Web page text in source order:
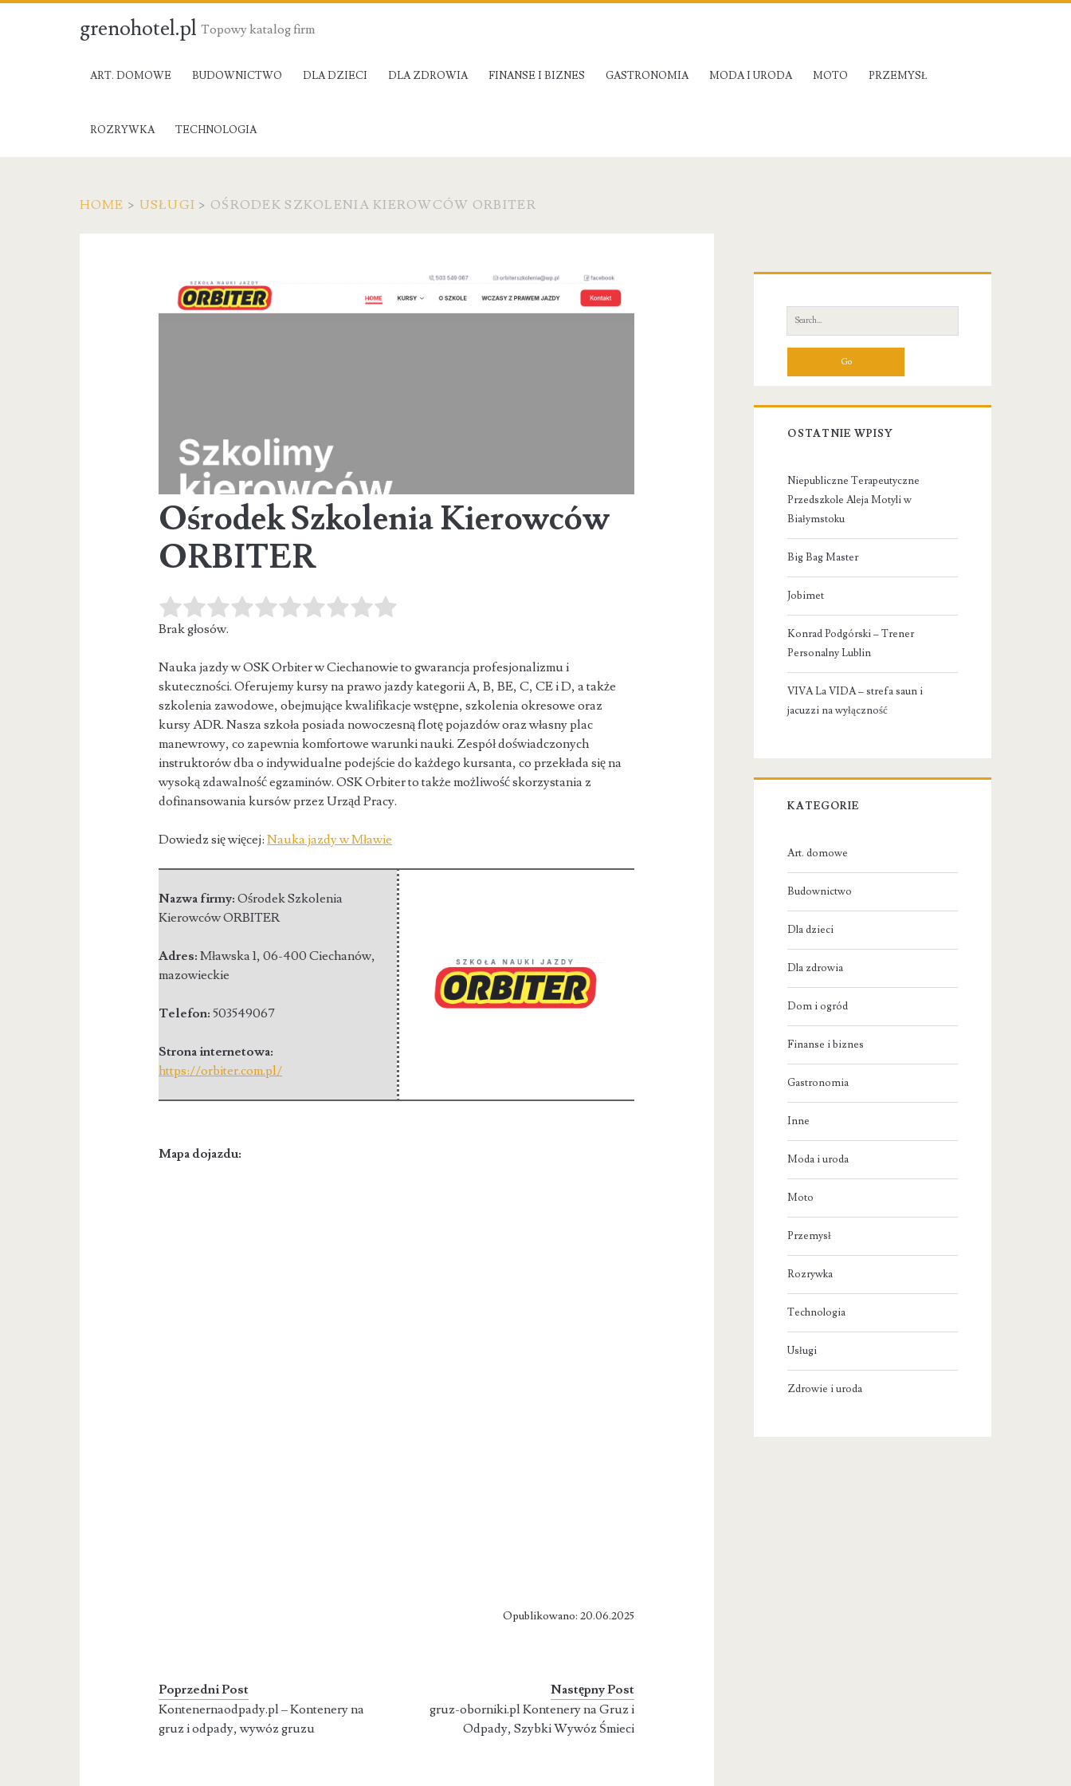
grenohotel.pl Topowy katalog firm
ART. DOMOWE BUDOWNICTWO DLA DZIECI DLA ZDROWIA FINANSE I BIZNES GASTRONOMIA MODA I URODA MOTO PRZEMYSŁ
ROZRYWKA TECHNOLOGIA
HOME > USŁUGI > OŚRODEK SZKOLENIA KIEROWCÓW ORBITER
Ośrodek Szkolenia Kierowców
ORBITER
Brak głosów.
Nauka jazdy w OSK Orbiter w Ciechanowie to gwarancja profesjonalizmu i
skuteczności. Oferujemy kursy na prawo jazdy kategorii A, B, BE, C, CE i D, a także
szkolenia zawodowe, obejmujące kwalifikacje wstępne, szkolenia okresowe oraz
kursy ADR. Nasza szkoła posiada nowoczesną flotę pojazdów oraz własny plac
manewrowy, co zapewnia komfortowe warunki nauki. Zespół doświadczonych
instruktorów dba o indywidualne podejście do każdego kursanta, co przekłada się na
wysoką zdawalność egzaminów. OSK Orbiter to także możliwość skorzystania z
dofinansowania kursów przez Urząd Pracy.
Dowiedz się więcej:Nauka jazdy w Mławie
Nazwa firmy:Ośrodek Szkolenia
Kierowców ORBITER
Adres:Mławska 1,06-400 Ciechanów,
mazowieckie
Telefon:503549067
Strona internetowa:
https://orbiter.com.pl/
Mapa dojazdu:
Opublikowano: 20.06.2025
Poprzedni Post
Kontenernaodpady.pl – Kontenery na
gruz i odpady, wywóz gruzu
Następny Post
gruz-oborniki.pl Kontenery na Gruz i
Odpady, Szybki Wywóz Śmieci
Sidebar
Search
for:
OSTATNIE WPISY
Niepubliczne Terapeutyczne
Przedszkole Aleja Motyli w
Białymstoku
Big Bag Master
Jobimet
Konrad Podgórski – Trener
Personalny Lublin
VIVA La VIDA – strefa saun i
jacuzzi na wyłączność
KATEGORIE
Art. domowe
Budownictwo
Dla dzieci
Dla zdrowia
Dom i ogród
Finanse i biznes
Gastronomia
Inne
Moda i uroda
Moto
Przemysł
Rozrywka
Technologia
Usługi
Zdrowie i uroda